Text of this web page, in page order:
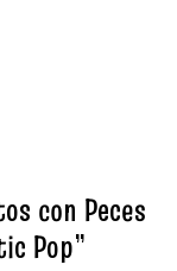
con Peces
Pop”